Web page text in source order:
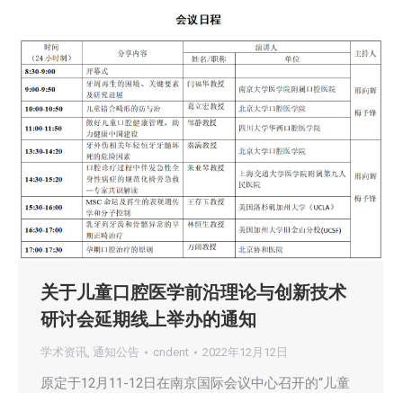
关于儿童口腔医学前沿理论与创新技术
研讨会延期线上举办的通知
学术资讯, 通知公告 cndent 2022年12月12日
原定于12月11-12日在南京国际会议中心召开的“儿童